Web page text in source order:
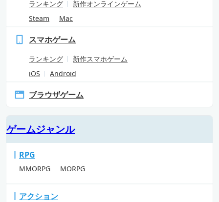
ランキング
新作オンラインゲーム
Steam
Mac
スマホゲーム
ランキング
新作スマホゲーム
iOS
Android
ブラウザゲーム
ゲームジャンル
RPG
MMORPG MORPG
アクション